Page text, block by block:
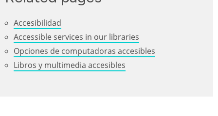
Accesibilidad
Accessible services in our libraries
Opciones de computadoras accesibles
Libros y multimedia accesibles